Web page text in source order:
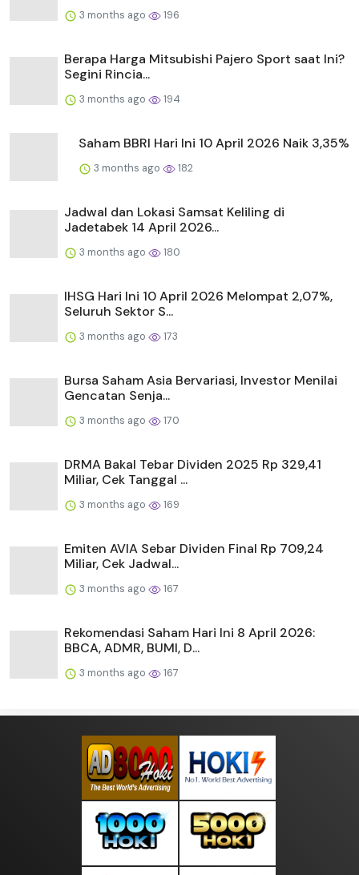
3 months ago 196
Berapa Harga Mitsubishi Pajero Sport saat Ini?
Segini Rincia...
3 months ago 194
Saham BBRI Hari Ini 10 April 2026 Naik 3,35%
3 months ago 182
Jadwal dan Lokasi Samsat Keliling di
Jadetabek 14 April 2026...
3 months ago 180
IHSG Hari Ini 10 April 2026 Melompat 2,07%,
Seluruh Sektor S...
3 months ago 173
Bursa Saham Asia Bervariasi, Investor Menilai
Gencatan Senja...
3 months ago 170
DRMA Bakal Tebar Dividen 2025 Rp 329,41
Miliar, Cek Tanggal ...
3 months ago 169
Emiten AVIA Sebar Dividen Final Rp 709,24
Miliar, Cek Jadwal...
3 months ago 167
Rekomendasi Saham Hari Ini 8 April 2026:
BBCA, ADMR, BUMI, D...
3 months ago 167